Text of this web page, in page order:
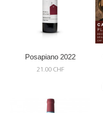
Posapiano 2022
21.00 CHF